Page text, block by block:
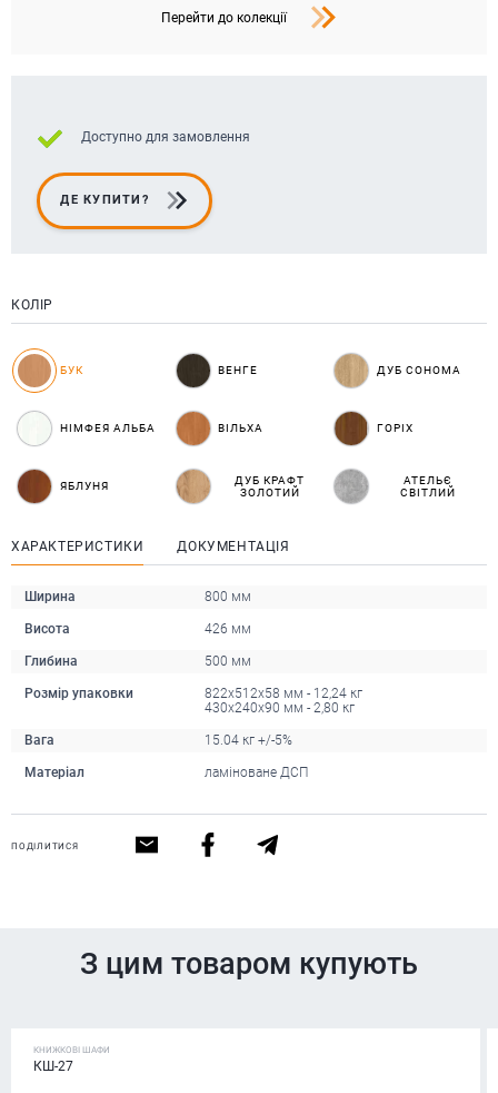
Перейти до колекції
Доступно для замовлення
ДЕ КУПИТИ?
КОЛІР
БУК ВЕНГЕ ДУБ СОНОМА
НІМФЕЯ АЛЬБА ВІЛЬХА ГОРІХ
ЯБЛУНЯ
ДУБ КРАФТ
ЗОЛОТИЙ
АТЕЛЬЄ
СВІТЛИЙ
ХАРАКТЕРИСТИКИ ДОКУМЕНТАЦІЯ
Ширина 800 мм
Висота 426 мм
Глибина 500 мм
Розмір упаковки
822х512х58 мм - 12,24 кг
430х240х90 мм - 2,80 кг
Вага 15.04 кг +/-5%
Матеріал ламіноване ДСП
ПОДІЛИТИСЯ
З цим товаром купують
КНИЖКОВІ ШАФИ
КШ-27